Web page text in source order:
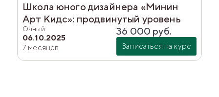
Школа юного дизайнера «Минин
Арт Кидс»: продвинутый уровень
Очный
06.10.2025
7 месяцев
36 000 руб.
Записаться на курс